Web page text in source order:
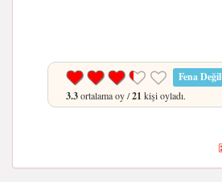
Fena Değil
3.3ortalama oy /21 kişi oyladı.